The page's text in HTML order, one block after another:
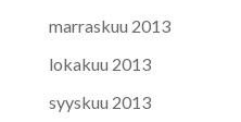
marraskuu 2013
lokakuu 2013
syyskuu 2013